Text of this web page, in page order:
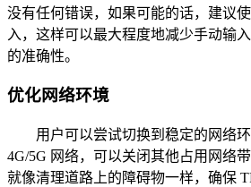
没有任何错误，如果可能的话，建议
入，这样可以最大程度地减少手动输
的准确性。
优化网络环境
用户可以尝试切换到稳定的网络
4G/5G 网络，可以关闭其他占用网络
就像清理道路上的障碍物一样，确保